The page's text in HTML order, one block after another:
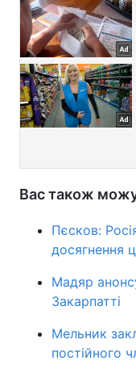
Вас також
Пєсков:
досягнення
Мадяр
Закарпатті
Мельник
постійного